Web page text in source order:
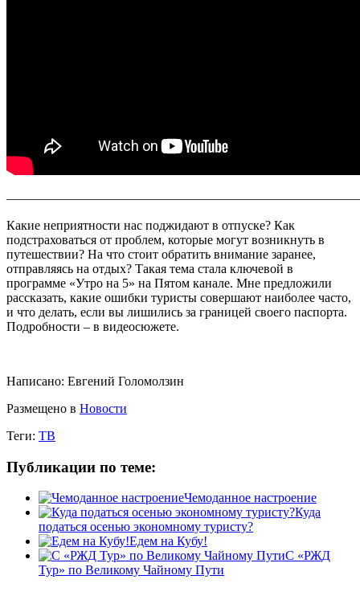
Какие неприятности нас поджидают в отпуске? Как
подстраховаться от проблем, которые могут возникнуть в
путешествии? На что стоит обратить внимание заранее,
отправляясь на отдых? Такая тема стала ключевой в
программе «Утро на 5» на Пятом канале. Мне предложили
рассказать, какие ошибки туристы совершают наиболее часто,
и что делать, если вы лишились за границей своего паспорта.
Подробности – в видеосюжете.
Написано: Евгений Голомолзин
Размещено в Новости
Теги: ТВ
Публикации по теме:
Чемоданное настроение
Куда
податься осенью экономному туристу?
Едем на Кубу!
С «РЖД
Тур» по Великому Чайному Пути